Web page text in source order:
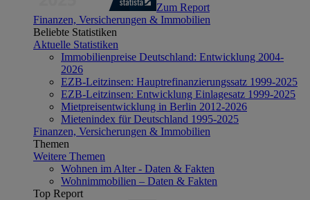
Zum Report
Finanzen, Versicherungen & Immobilien
Beliebte Statistiken
Aktuelle Statistiken
Immobilienpreise Deutschland: Entwicklung 2004-
2026
EZB-Leitzinsen: Hauptrefinanzierungssatz 1999-2025
EZB-Leitzinsen: Entwicklung Einlagesatz 1999-2025
Mietpreisentwicklung in Berlin 2012-2026
Mietenindex für Deutschland 1995-2025
Finanzen, Versicherungen & Immobilien
Themen
Weitere Themen
Wohnen im Alter - Daten & Fakten
Wohnimmobilien – Daten & Fakten
Top Report